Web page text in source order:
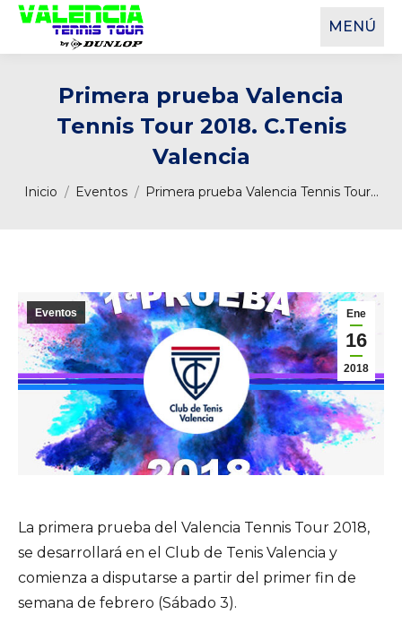
MENÚ
Primera prueba Valencia
Tennis Tour 2018. C.Tenis
Valencia
Estás aquí:
Inicio Eventos Primera prueba Valencia Tennis Tour…
Ene
16
2018
Eventos
La primera prueba del Valencia Tennis Tour 2018,
se desarrollará en el Club de Tenis Valencia y
comienza a disputarse a partir del primer fin de
semana de febrero (Sábado 3).